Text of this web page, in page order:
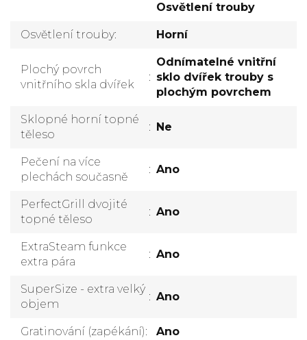
Osvětlení trouby
Osvětlení trouby: Horní
Plochý povrch
vnitřního skla dvířek
:
Odnímatelné vnitřní
sklo dvířek trouby s
plochým povrchem
Sklopné horní topné
těleso
: Ne
Pečení na více
plechách současně
: Ano
PerfectGrill dvojité
topné těleso
: Ano
ExtraSteam funkce
extra pára
: Ano
SuperSize - extra velký
objem
: Ano
Gratinování (zapékání): Ano